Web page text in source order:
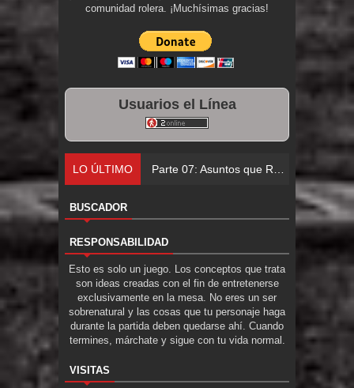
comunidad rolera. ¡Muchísimas gracias!
Usuarios el Línea
LO ÚLTIMO Parte 07: Asuntos que Resolver
BUSCADOR
RESPONSABILIDAD
Esto es solo un juego. Los conceptos que trata
son ideas creadas con el fin de entretenerse
exclusivamente en la mesa. No eres un ser
sobrenatural y las cosas que tu personaje haga
durante la partida deben quedarse ahí. Cuando
termines, márchate y sigue con tu vida normal.
VISITAS